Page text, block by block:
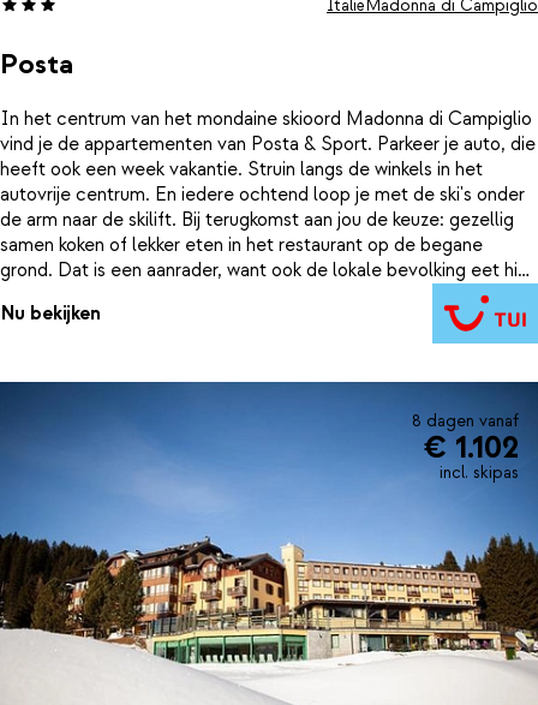
Posta
ItaliëMadonna di Campiglio
In het centrum van het mondaine skioord Madonna di Campiglio
vind je de appartementen van Posta & Sport. Parkeer je auto, die
heeft ook een week vakantie. Struin langs de winkels in het
autovrije centrum. En iedere ochtend loop je met de ski's onder
de arm naar de skilift. Bij terugkomst aan jou de keuze: gezellig
samen koken of lekker eten in het restaurant op de begane
grond. Dat is een aanrader, want ook de lokale bevolking eet hier
Nu bekijken
8 dagen vanaf
€ 1.102
incl. skipas